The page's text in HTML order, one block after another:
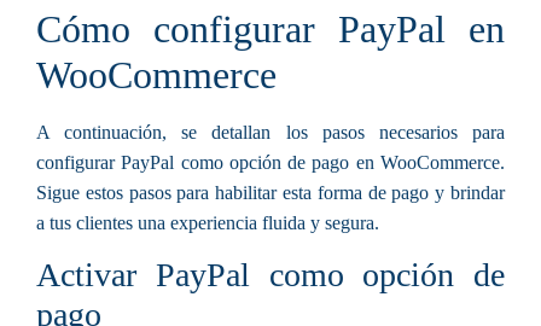
Cómo configurar PayPal en
WooCommerce
A continuación, se detallan los pasos necesarios para
configurar PayPal como opción de pago en WooCommerce.
Sigue estos pasos para habilitar esta forma de pago y brindar
a tus clientes una experiencia fluida y segura.
Activar PayPal como opción de
pago